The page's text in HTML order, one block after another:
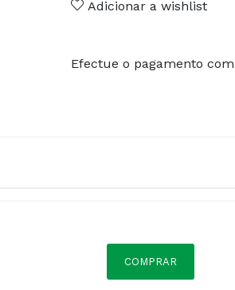
Adicionar a wishlist
Efectue o pagamento
COMPRAR